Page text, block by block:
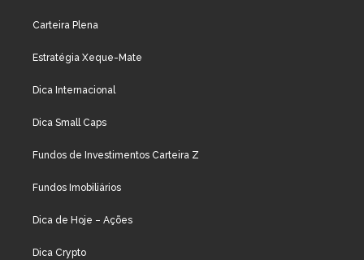
Carteira Plena
Estratégia Xeque-Mate
Dica Internacional
Dica Small Caps
Fundos de Investimentos Carteira Z
Fundos Imobiliários
Dica de Hoje – Ações
Dica Crypto